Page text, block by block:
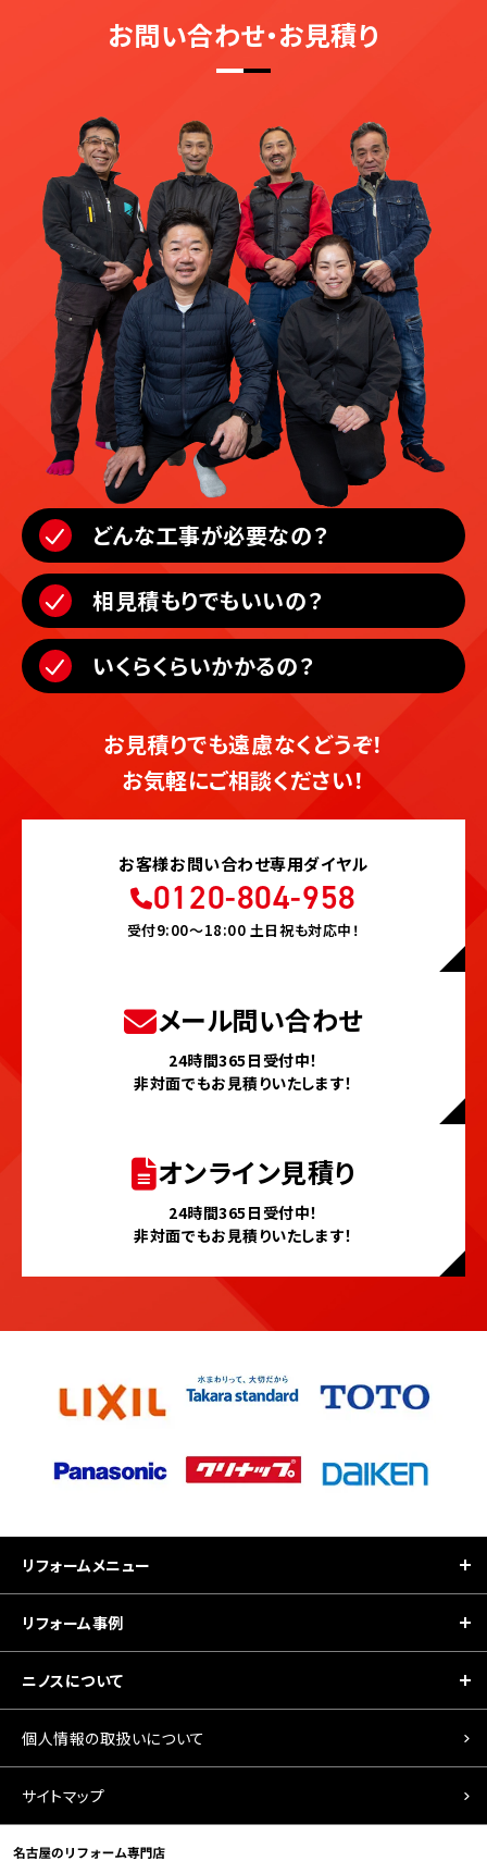
お問い合わせ・お見積り
どんな工事が必要なの？
相見積もりでもいいの？
いくらくらいかかるの？
お見積りでも遠慮なくどうぞ！
お気軽にご相談ください！
お客様お問い合わせ専用ダイヤル
0120-804-958
受付9:00〜18:00 土日祝も対応中！
メール問い合わせ
24時間365日受付中！
非対面でもお見積りいたします！
オンライン見積り
24時間365日受付中！
非対面でもお見積りいたします！
リフォームメニュー
リフォーム事例
ニノスについて
個人情報の取扱いについて
サイトマップ